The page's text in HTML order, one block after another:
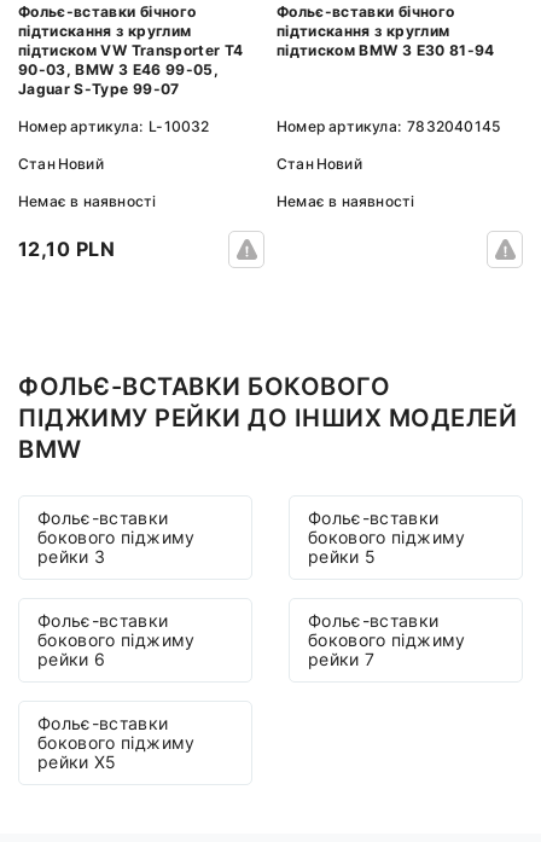
Фольє-вставки бічного
підтискання з круглим
підтиском VW Transporter T4
90-03, BMW 3 E46 99-05,
Jaguar S-Type 99-07
Номер артикула: L-10032
Стан Новий
Немає в наявності
12,10 PLN
Фольє-вставки бічного
підтискання з круглим
підтиском BMW 3 E30 81-94
Номер артикула: 7832040145
Стан Новий
Немає в наявності
ФОЛЬЄ-ВСТАВКИ БОКОВОГО
ПІДЖИМУ РЕЙКИ ДО ІНШИХ МОДЕЛЕЙ
BMW
Фольє-вставки
бокового піджиму
рейки 3
Фольє-вставки
бокового піджиму
рейки 5
Фольє-вставки
бокового піджиму
рейки 6
Фольє-вставки
бокового піджиму
рейки 7
Фольє-вставки
бокового піджиму
рейки X5